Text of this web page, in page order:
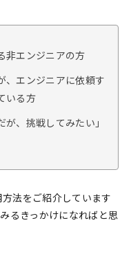
非エンジニアの方
、エンジニアに依頼す
いる方
が、挑戦してみたい」
法をご紹介しています
るきっかけになればと思